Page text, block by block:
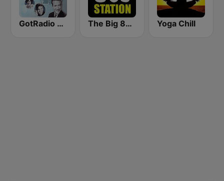
GotRadio - Classic Country The Big 80s Station Yoga Chill